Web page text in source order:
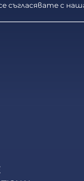
съгласявате с